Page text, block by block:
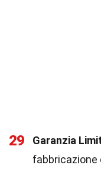
29 Garanzia
fabbricazione